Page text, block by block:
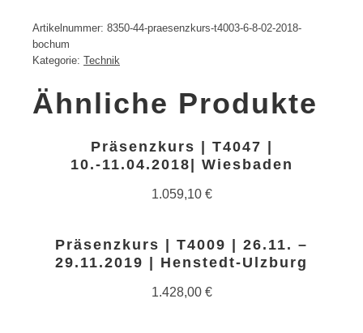
Artikelnummer: 8350-44-praesenzkurs-t4003-6-8-02-2018-
bochum
Kategorie: Technik
Ähnliche Produkte
Präsenzkurs | T4047 |
10.-11.04.2018| Wiesbaden
1.059,10 €
Präsenzkurs | T4009 | 26.11. –
29.11.2019 | Henstedt-Ulzburg
1.428,00 €